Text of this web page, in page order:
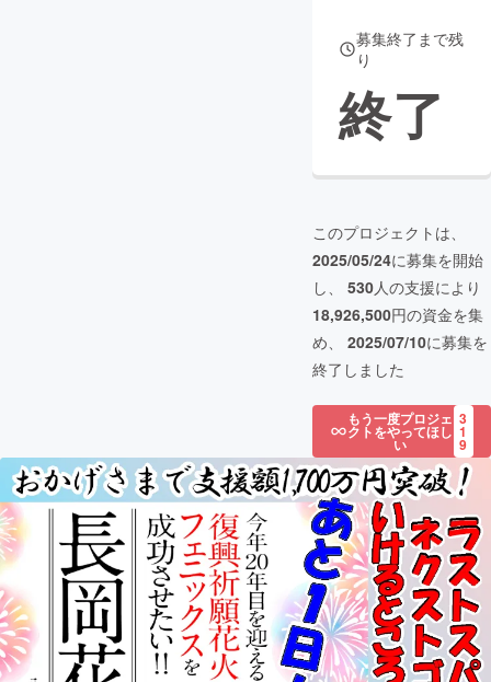
募集終了まで残
り
終了
このプロジェクトは、
2025/05/24に募集を開始
し、 530人の支援により
18,926,500円の資金を集
め、 2025/07/10に募集を
終了しました
もう一度プロジェ
クトをやってほし
い
3
1
9